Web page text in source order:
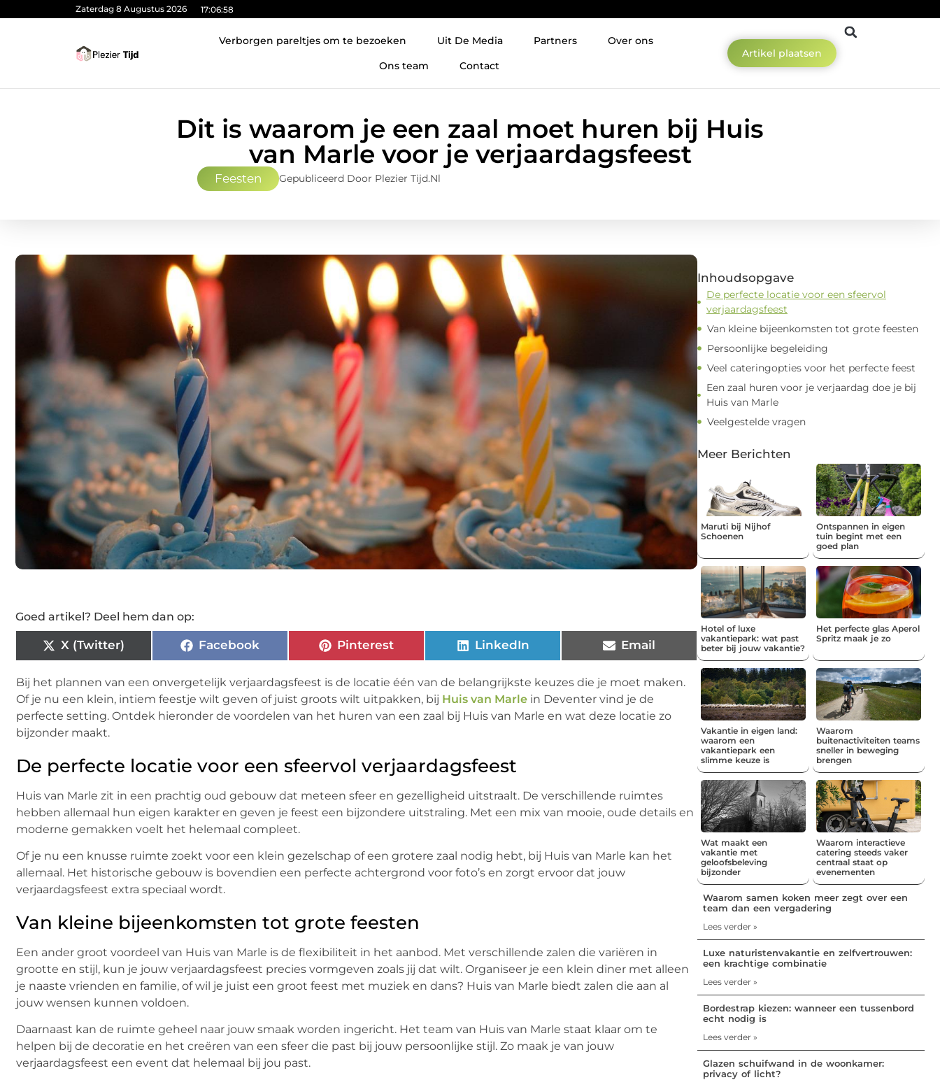
Zaterdag 8 Augustus 2026 17:06:59
Verborgen pareltjes om te bezoeken Uit De Media Partners
Over ons
Ons team
Contact
Artikel plaatsen
Dit is waarom je een zaal moet huren bij Huis
van Marle voor je verjaardagsfeest
Feesten Gepubliceerd Door Plezier Tijd.nl
Goed artikel? Deel hem dan op:
X (Twitter) Facebook Pinterest LinkedIn Email
Bij het plannen van een onvergetelijk verjaardagsfeest is de locatie één van de belangrijkste keuzes die je moet maken.
Of je nu een klein, intiem feestje wilt geven of juist groots wilt uitpakken, bij Huis van Marle in Deventer vind je de
perfecte setting. Ontdek hieronder de voordelen van het huren van een zaal bij Huis van Marle en wat deze locatie zo
bijzonder maakt.
De perfecte locatie voor een sfeervol verjaardagsfeest
Huis van Marle zit in een prachtig oud gebouw dat meteen sfeer en gezelligheid uitstraalt. De verschillende ruimtes
hebben allemaal hun eigen karakter en geven je feest een bijzondere uitstraling. Met een mix van mooie, oude details en
moderne gemakken voelt het helemaal compleet.
Of je nu een knusse ruimte zoekt voor een klein gezelschap of een grotere zaal nodig hebt, bij Huis van Marle kan het
allemaal. Het historische gebouw is bovendien een perfecte achtergrond voor foto’s en zorgt ervoor dat jouw
verjaardagsfeest extra speciaal wordt.
Van kleine bijeenkomsten tot grote feesten
Een ander groot voordeel van Huis van Marle is de flexibiliteit in het aanbod. Met verschillende zalen die variëren in
grootte en stijl, kun je jouw verjaardagsfeest precies vormgeven zoals jij dat wilt. Organiseer je een klein diner met alleen
je naaste vrienden en familie, of wil je juist een groot feest met muziek en dans? Huis van Marle biedt zalen die aan al
jouw wensen kunnen voldoen.
Daarnaast kan de ruimte geheel naar jouw smaak worden ingericht. Het team van Huis van Marle staat klaar om te
helpen bij de decoratie en het creëren van een sfeer die past bij jouw persoonlijke stijl. Zo maak je van jouw
verjaardagsfeest een event dat helemaal bij jou past.
Inhoudsopgave
De perfecte locatie voor een sfeervol
verjaardagsfeest
Van kleine bijeenkomsten tot grote feesten
Persoonlijke begeleiding
Veel cateringopties voor het perfecte feest
Een zaal huren voor je verjaardag doe je bij
Huis van Marle
Veelgestelde vragen
Meer Berichten
Maruti bij Nijhof
Schoenen
Ontspannen in eigen
tuin begint met een
goed plan
Hotel of luxe
vakantiepark: wat past
beter bij jouw vakantie?
Het perfecte glas Aperol
Spritz maak je zo
Vakantie in eigen land:
waarom een
vakantiepark een
slimme keuze is
Waarom
buitenactiviteiten teams
sneller in beweging
brengen
Wat maakt een
vakantie met
geloofsbeleving
bijzonder
Waarom interactieve
catering steeds vaker
centraal staat op
evenementen
Waarom samen koken meer zegt over een
team dan een vergadering
Lees verder »
Luxe naturistenvakantie en zelfvertrouwen:
een krachtige combinatie
Lees verder »
Bordestrap kiezen: wanneer een tussenbord
echt nodig is
Lees verder »
Glazen schuifwand in de woonkamer:
privacy of licht?